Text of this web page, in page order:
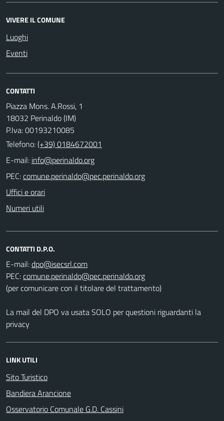
VIVERE IL COMUNE
Luoghi
Eventi
CONTATTI
Piazza Mons. A.Rossi, 1
18032 Perinaldo (IM)
P.Iva: 00193210085
Telefono:(+39) 0184672001
E-mail:
PEC:
Uffici e orari
Numeri utili
CONTATTI D.P.O.
E-mail:
PEC:
(per comunicare con il titolare del trattamento)
La mail del DPO va usata SOLO per questioni riguardanti la
privacy
LINK UTILI
Sito Turistico
Bandiera Arancione
Osservatorio Comunale G.D. Cassini